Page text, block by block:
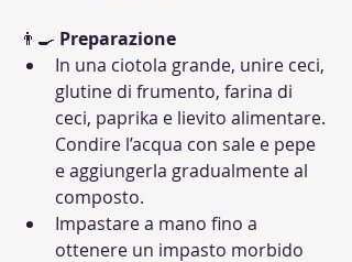
👨‍🍳 Preparazione
In una ciotola grande, unire ceci,
glutine di frumento, farina di
ceci, paprika e lievito alimentare.
Condire l’acqua con sale e pepe
e aggiungerla gradualmente al
composto.
Impastare a mano fino a
ottenere un impasto morbido